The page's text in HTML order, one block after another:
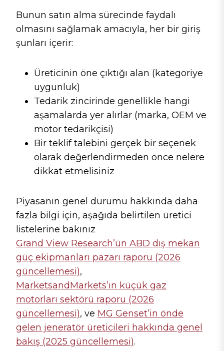
Bunun satın alma sürecinde faydalı
olmasını sağlamak amacıyla, her bir giriş
şunları içerir:
Üreticinin öne çıktığı alan (kategoriye
uygunluk)
Tedarik zincirinde genellikle hangi
aşamalarda yer alırlar (marka, OEM ve
motor tedarikçisi)
Bir teklif talebini gerçek bir seçenek
olarak değerlendirmeden önce nelere
dikkat etmelisiniz
Piyasanın genel durumu hakkında daha
fazla bilgi için, aşağıda belirtilen üretici
listelerine bakınız
Grand View Research’ün ABD dış mekan
güç ekipmanları pazarı raporu (2026
güncellemesi),
MarketsandMarkets’ın küçük gaz
motorları sektörü raporu (2026
güncellemesi), ve MG Genset’in önde
gelen jeneratör üreticileri hakkında genel
bakış (2025 güncellemesi).